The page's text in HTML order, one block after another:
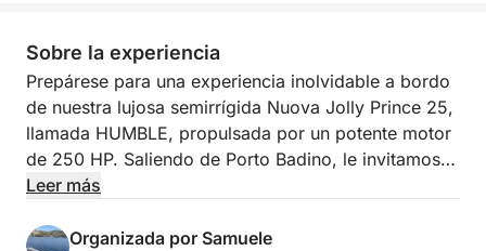
Sobre la experiencia
Prepárese para una experiencia inolvidable a bordo
de nuestra lujosa semirrígida Nuova Jolly Prince 25,
llamada HUMBLE, propulsada por un potente motor
de 250 HP. Saliendo de Porto Badino, le invitamos a
una excursión de un día completo para descubrir las
paraíso en el corazón del mar Tirreno. Navegaremos
Leer más
Organizada por Samuele